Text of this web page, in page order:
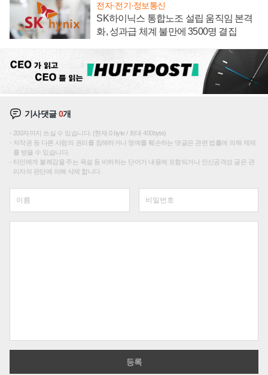
전자·전기·정보통신
SK하이닉스 통합노조 설립 움직임 본격
화, 성과급 체계 불만에 3500명 결집
기사댓글0개
200자까지 쓰실 수 있습니다. (현재 0 byte / 최대 400byte)
저작권 등 다른 사람의 권리를 침해하거나 명예를 훼손하는 댓글은 관련 법률에 의해 제재
를 받을 수 있습니다.
타인에게 불쾌감을 주는 욕설 등 비하하는 단어가 내용에 포함되거나 인신공격성 글은 관
리자의 판단에 의해 삭제 합니다.